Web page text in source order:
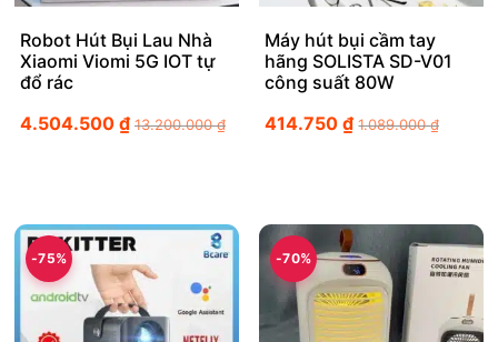
Robot Hút Bụi Lau Nhà
Xiaomi Viomi 5G IOT tự
đổ rác
4.504.500 ₫ 13.200.000₫
Máy hút bụi cầm tay
hãng SOLISTA SD-V01
công suất 80W
414.750₫ 1.089.000₫
-75% -70%